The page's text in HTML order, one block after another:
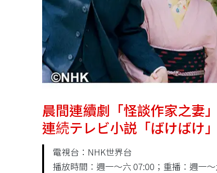
晨間連續劇「怪談作家之妻
連続テレビ小説「ばけばけ
電視台：NHK世界台
播放時間：週一～六 07:00；重播：週一